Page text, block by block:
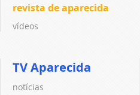
revista de aparecida
vídeos
TV Aparecida
notícias